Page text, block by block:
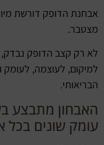
אבחנת הדופק דורשת
מצטבר.
לא רק קצב הדופק נבדק,
למיקום, לעוצמה,
הבריאותי.
האבחון מתבצע
עומק שונים בכל